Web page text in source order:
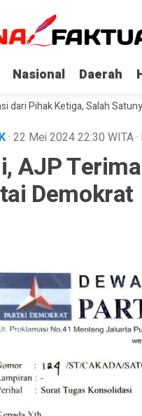
Nasional Daerah
Ketiga, Salah Satunya
· 22 Mei 202422:30 WITA·
AJP
Demokrat